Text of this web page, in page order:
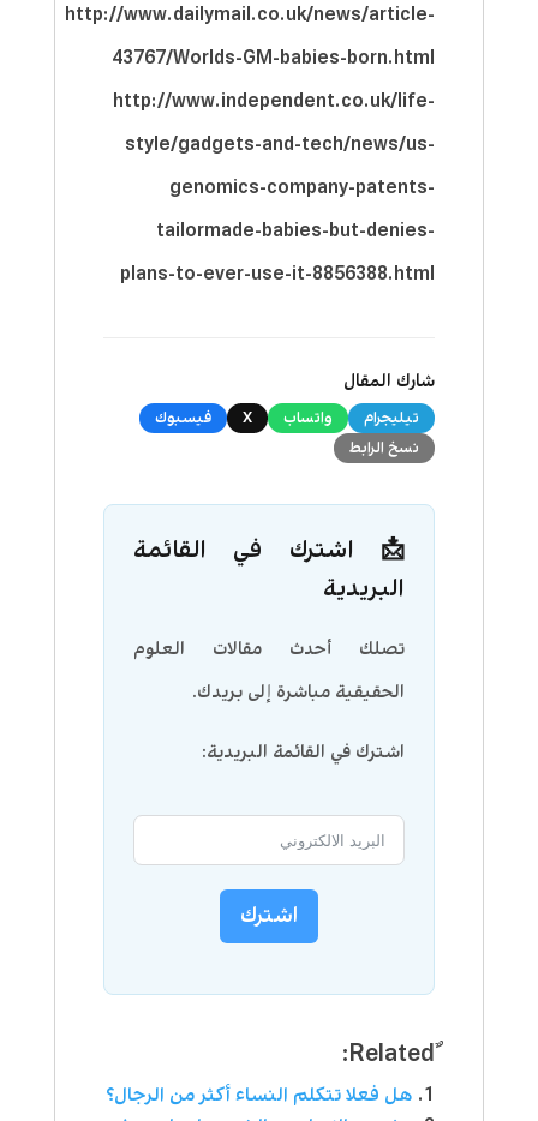
http://www.dailymail.co.uk/news/article-
43767/Worlds-GM-babies-born.html
http://www.independent.co.uk/life-
style/gadgets-and-tech/news/us-
genomics-company-patents-
tailormade-babies-but-denies-
plans-to-ever-use-it-8856388.html
شارك المقال
تيليجرام واتساب X
فيسبوك
نسخ الرابط
📩 اشترك في القائمة
البريدية
تصلك أحدث مقالات العلوم
الحقيقية مباشرة إلى بريدك.
اشترك في القائمة البريدية:
اشترك
ٌRelated:
هل فعلا تتكلم النساء أكثر من الرجال؟